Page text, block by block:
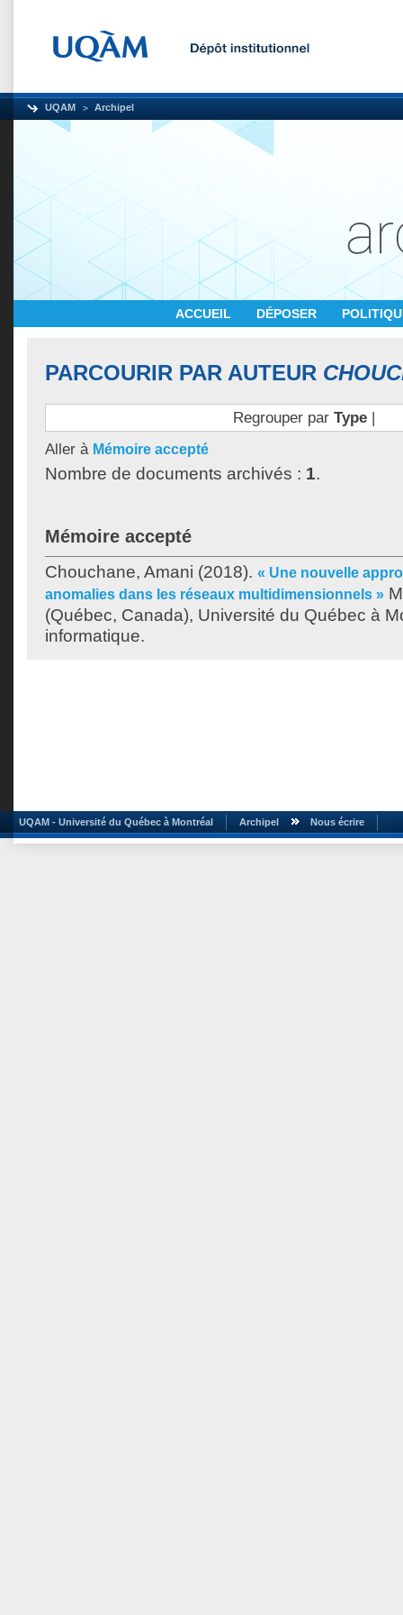
UQAM Archipel
ACCUEIL DÉPOSER
PARCOURIR PAR AUTEUR
Regrouper par Type|
Aller à Mémoire accepté
Nombre de documents archivés : 1.
Mémoire accepté
Chouchane, Amani (2018). « Une nouvelle
anomalies dans les réseaux multidimensionnels »
(Québec, Canada), Université du Québec à
informatique.
UQAM - Université du Québec à Montréal Archipel Nous écrire